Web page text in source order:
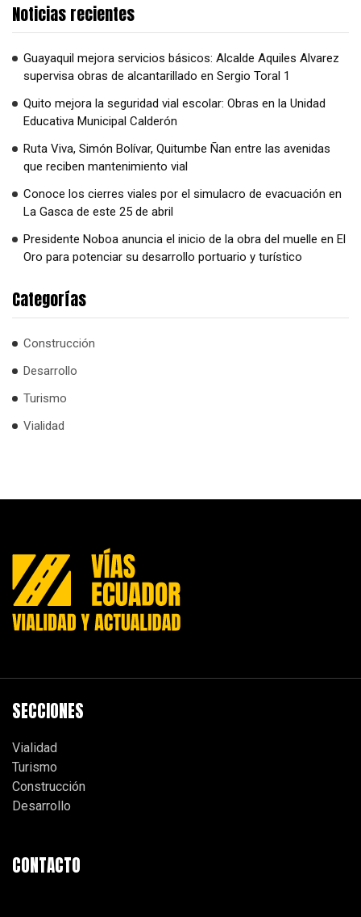
Noticias recientes
Guayaquil mejora servicios básicos: Alcalde Aquiles Alvarez
supervisa obras de alcantarillado en Sergio Toral 1
Quito mejora la seguridad vial escolar: Obras en la Unidad
Educativa Municipal Calderón
Ruta Viva, Simón Bolívar, Quitumbe Ñan entre las avenidas
que reciben mantenimiento vial
Conoce los cierres viales por el simulacro de evacuación en
La Gasca de este 25 de abril
Presidente Noboa anuncia el inicio de la obra del muelle en El
Oro para potenciar su desarrollo portuario y turístico
Categorías
Construcción
Desarrollo
Turismo
Vialidad
SECCIONES
Vialidad
Turismo
Construcción
Desarrollo
CONTACTO